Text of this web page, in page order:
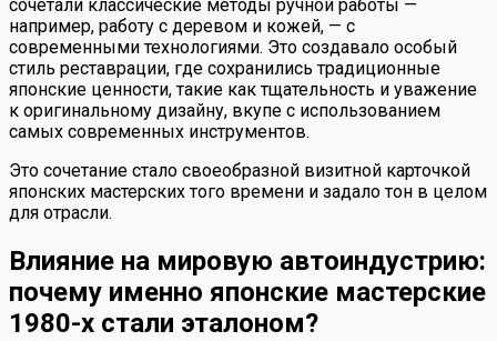
сочетали классические методы ручной работы —
например, работу с деревом и кожей, — с
современными технологиями. Это создавало особый
стиль реставрации, где сохранились традиционные
японские ценности, такие как тщательность и уважение
к оригинальному дизайну, вкупе с использованием
самых современных инструментов.
Это сочетание стало своеобразной визитной карточкой
японских мастерских того времени и задало тон в целом
для отрасли.
Влияние на мировую автоиндустрию:
почему именно японские мастерские
1980-х стали эталоном?